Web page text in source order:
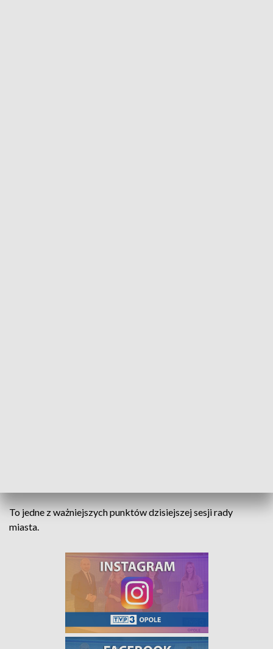
To jedne z ważniejszych punktów dzisiejszej sesji rady
miasta.